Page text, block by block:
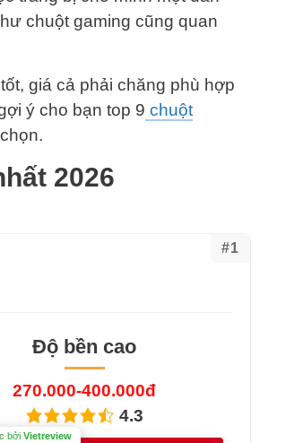
chuột gaming cũng quan
giá cả phải chăng phù hợp
ý cho bạn top 9 chuột
2026
#1
Độ bền cao
270.000-400.000đ
4.3
bởi Vietreview